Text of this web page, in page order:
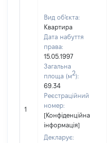
1
Вид об'єкта:
Квартира
Дата набуття
права:
15.05.1997
Загальна
площа (м2):
69.34
Реєстраційний
номер:
[Конфіденційна
інформація]
Декларує: